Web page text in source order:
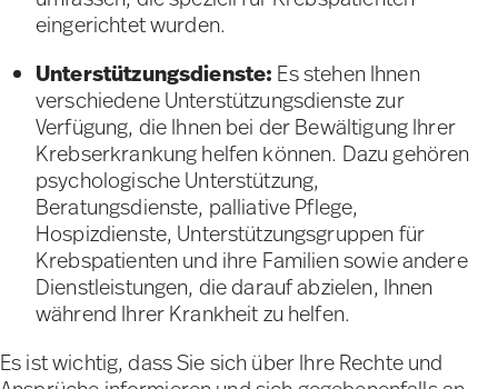
eingerichtet wurden.
Unterstützungsdienste: Es stehen Ihnen
verschiedene Unterstützungsdienste zur
Verfügung, die Ihnen bei der Bewältigung Ihrer
Krebserkrankung helfen können. Dazu gehören
psychologische Unterstützung,
Beratungsdienste, palliative Pflege,
Hospizdienste, Unterstützungsgruppen für
Krebspatienten und ihre Familien sowie andere
Dienstleistungen, die darauf abzielen, Ihnen
während Ihrer Krankheit zu helfen.
Es ist wichtig, dass Sie sich über Ihre Rechte und